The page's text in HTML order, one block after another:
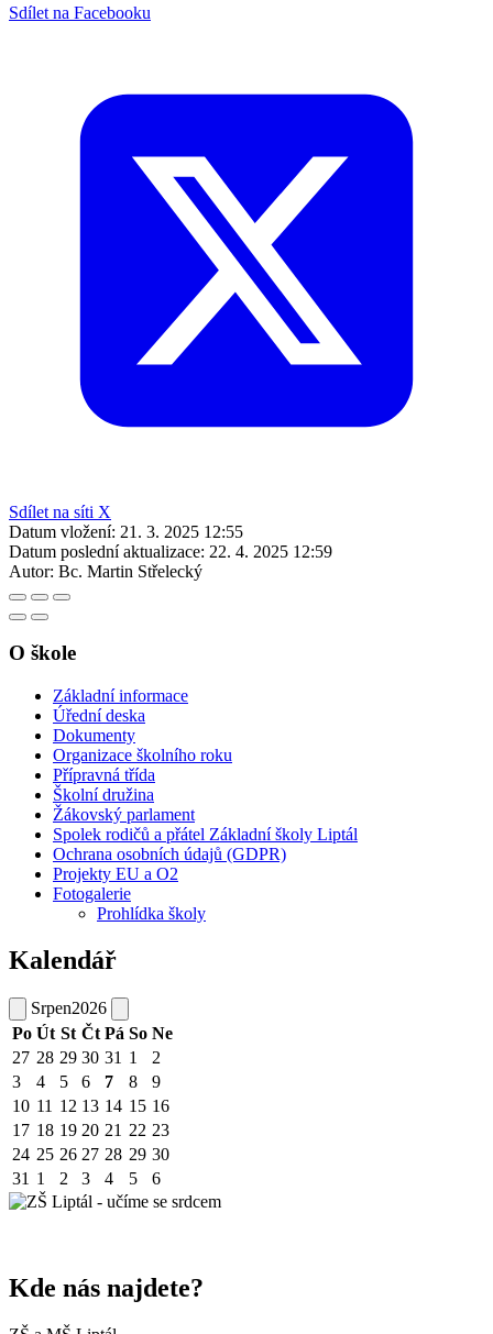
Sdílet na Facebooku
Sdílet na síti X
Datum vložení: 21. 3. 2025 12:55
Datum poslední aktualizace: 22. 4. 2025 12:59
Autor: Bc. Martin Střelecký
O škole
Základní informace
Úřední deska
Dokumenty
Organizace školního roku
Přípravná třída
Školní družina
Žákovský parlament
Spolek rodičů a přátel Základní školy Liptál
Ochrana osobních údajů (GDPR)
Projekty EU a O2
Fotogalerie
Prohlídka školy
Kalendář
Srpen2026
Po Út St Čt Pá So Ne
27 28 29 30 31 1
2
3
4 5 6 7 8
9
10 11 12 13 14 15 16
17 18 19 20 21 22 23
24 25 26 27 28 29 30
31 1 2 3 4 5 6
Kde nás najdete?